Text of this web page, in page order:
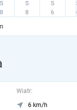
Wiatr:
6 km/h